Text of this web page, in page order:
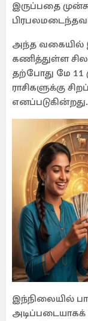
இருப்பதை
அந்த வகையில்
கணித்துள்ள
தற்போது மே 11
ராசிகளுக்கு
எனப்படுகின்றது.
இந்நிலையில்